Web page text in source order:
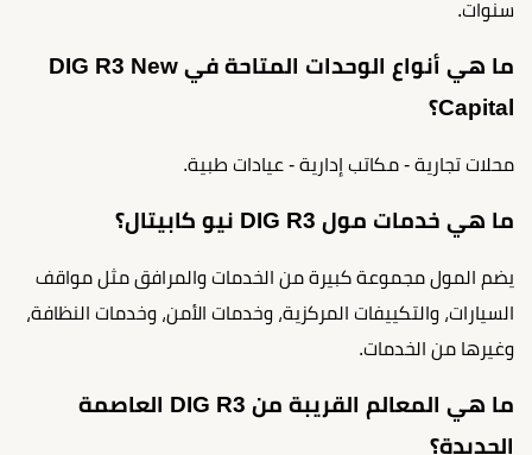
سنوات.
ما هي أنواع الوحدات المتاحة في DIG R3 New
Capital؟
محلات تجارية - مكاتب إدارية - عيادات طبية.
ما هي خدمات مول DIG R3 نيو كابيتال؟
يضم المول مجموعة كبيرة من الخدمات والمرافق مثل مواقف
السيارات، والتكييفات المركزية، وخدمات الأمن، وخدمات النظافة،
وغيرها من الخدمات.
ما هي المعالم القريبة من DIG R3 العاصمة
الجديدة؟